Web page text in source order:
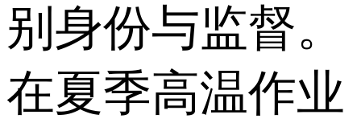
别身份与监督。
在夏季高温作业